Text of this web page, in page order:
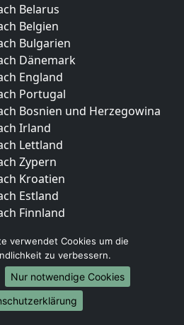
Belarus
Belgien
Bulgarien
Dänemark
England
Portugal
Bosnien und Herzegowina
Irland
Lettland
Zypern
Kroatien
Estland
Finnland
Griechenland
Italien
Liechtenstein
Luxemburg
Niederlande
verwendet Cookies um die
zu verbessern.
Nur notwendige Cookies